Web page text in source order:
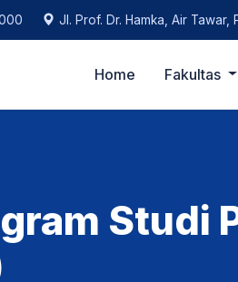
Jl. Prof. Dr. Hamka, Air Tawar,
Home Fakultas
Studi